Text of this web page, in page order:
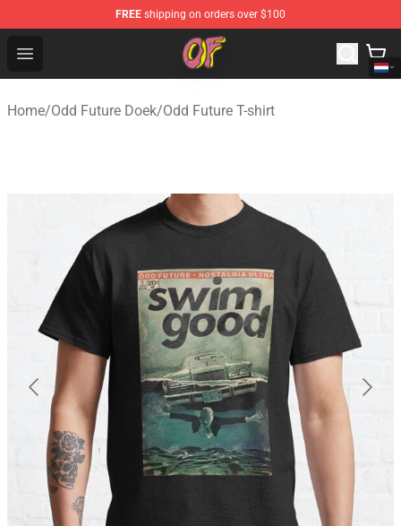
FREE shipping on orders over $100
Open menu
Odd Future Shop - Official Odd Future Merchandise Store
Home/Odd Future Doek/Odd Future T-shirt